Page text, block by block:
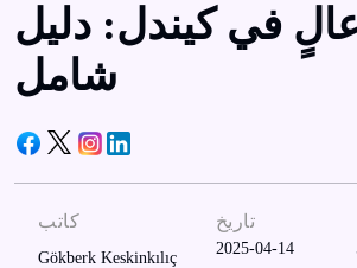
في كيندل: دليل
شامل
كاتب
Gökberk Keskinkılıç
تاريخ
2025-04-14